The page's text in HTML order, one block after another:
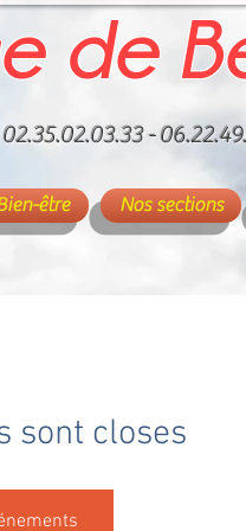
de
-
être Nos sections
sont closes